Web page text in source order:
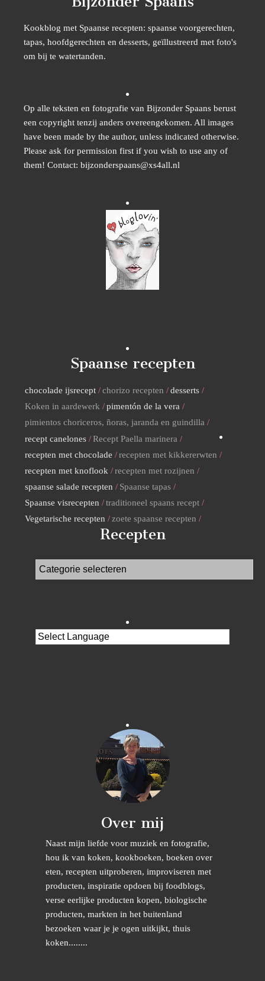
Kookblog met Spaanse recepten: spaanse voorgerechten,
tapas, hoofdgerechten en desserts, geïllustreerd met foto's
om bij te watertanden.
Op alle teksten en fotografie van Bijzonder Spaans berust
een copyright tenzij anders overeengekomen. All images
have been made by the author, unless indicated otherwise.
Please ask for permission first if you wish to use any of
them! Contact: bijzonderspaans@xs4all.nl
Spaanse recepten
chocolade ijsrecept chorizo recepten
desserts
Koken in aardewerk
pimentón de la vera
pimientos choriceros, ñoras, jaranda en guindilla
recept canelones
Recept Paella marinera
recepten met chocolade
recepten met kikkererwten
recepten met knoflook
recepten met rozijnen
spaanse salade recepten
Spaanse tapas
Spaanse visrecepten
traditioneel spaans recept
Vegetarische recepten
zoete spaanse recepten
Recepten
Over mij
Naast mijn liefde voor muziek en fotografie,
hou ik van koken, kookboeken, boeken over
eten, recepten uitproberen, improviseren met
producten, inspiratie opdoen bij foodblogs,
verse eerlijke producten kopen, biologische
producten, markten in het buitenland
bezoeken waar je je ogen uitkijkt, thuis
koken........